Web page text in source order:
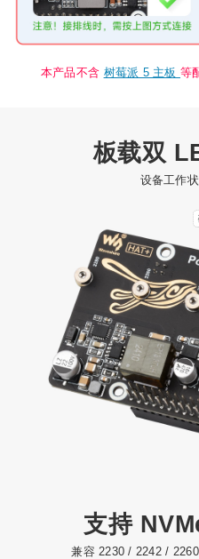
本产品不含 树莓派 5 主板 等
板载双
设备工作
支持
兼容 2230 / 2242 /